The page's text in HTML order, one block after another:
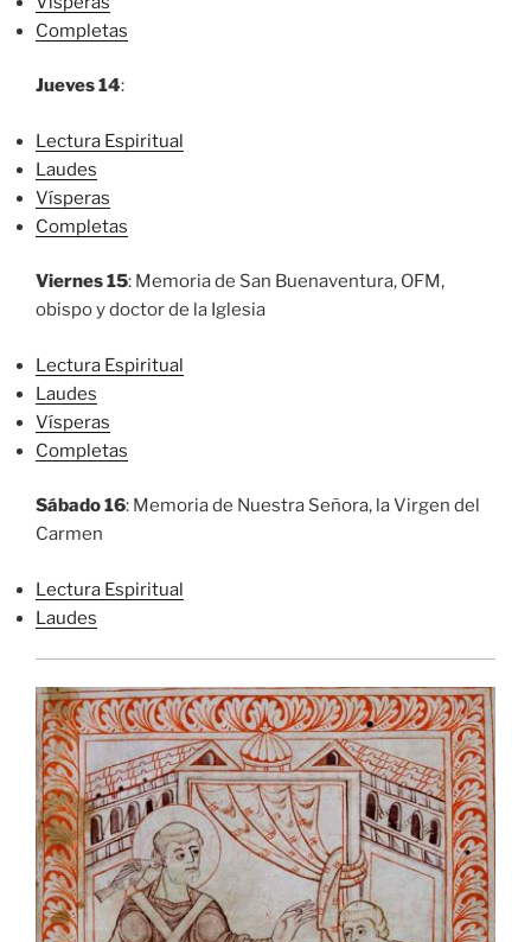
Completas
Jueves 14:
Lectura Espiritual
Laudes
Vísperas
Completas
Viernes 15: Memoria de San Buenaventura, OFM,
obispo y doctor de la Iglesia
Lectura Espiritual
Laudes
Vísperas
Completas
Sábado 16: Memoria de Nuestra Señora, la Virgen del
Carmen
Lectura Espiritual
Laudes